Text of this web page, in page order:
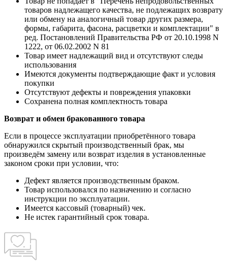
товаров надлежащего качества, не подлежащих возврату
или обмену на аналогичный товар других размера,
формы, габарита, фасона, расцветки и комплектации" в
ред. Постановлений Правительства РФ от 20.10.1998 N
1222, от 06.02.2002 N 81
Товар имеет надлежащий вид и отсутствуют следы
использования
Имеются документы подтверждающие факт и условия
покупки
Отсутствуют дефекты и повреждения упаковки
Сохранена полная комплектность товара
Возврат и обмен бракованного товара
Если в процессе эксплуатации приобретённого товара
обнаружился скрытый производственный брак, мы
произведём замену или возврат изделия в установленные
законом сроки при условии, что:
Дефект является производственным браком.
Товар использовался по назначению и согласно
инструкции по эксплуатации.
Имеется кассовый (товарный) чек.
Не истек гарантийный срок товара.